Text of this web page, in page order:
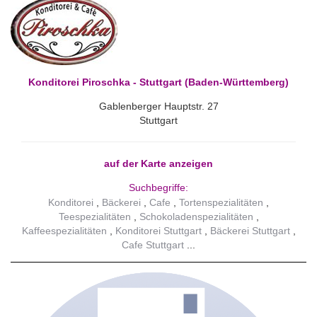
Konditorei Piroschka - Stuttgart (Baden-Württemberg)
Gablenberger Hauptstr. 27
Stuttgart
auf der Karte anzeigen
Suchbegriffe:
Konditorei
Bäckerei Cafe
Tortenspezialitäten
Teespezialitäten
Schokoladenspezialitäten
Kaffeespezialitäten
Konditorei Stuttgart
Bäckerei Stuttgart
Cafe Stuttgart